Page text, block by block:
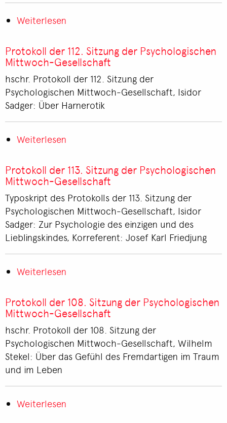
Weiterlesen
der
111.
Sitzung
der
Psychologischen
Mittwoch-
Gesellschaft
Protokoll der 112. Sitzung der Psychologischen
Mittwoch-Gesellschaft
hschr. Protokoll der 112. Sitzung der
Psychologischen Mittwoch-Gesellschaft, Isidor
Sadger: Über Harnerotik
Weiterlesen
der
112.
Sitzung
der
Psychologischen
Mittwoch-
Gesellschaft
Protokoll der 113. Sitzung der Psychologischen
Mittwoch-Gesellschaft
Typoskript des Protokolls der 113. Sitzung der
Psychologischen Mittwoch-Gesellschaft, Isidor
Sadger: Zur Psychologie des einzigen und des
Lieblingskindes, Korreferent: Josef Karl Friedjung
Weiterlesen
der
113.
Sitzung
der
Psychologischen
Mittwoch-
Protokoll der 108. Sitzung der Psychologischen
Mittwoch-Gesellschaft
hschr. Protokoll der 108. Sitzung der
Psychologischen Mittwoch-Gesellschaft, Wilhelm
Stekel: Über das Gefühl des Fremdartigen im Traum
und im Leben
Weiterlesen